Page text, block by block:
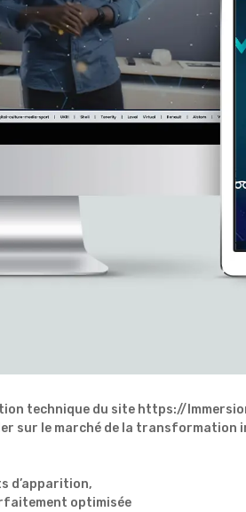
technique du site https://
sur le marché de la transformation
d’apparition,
optimisée